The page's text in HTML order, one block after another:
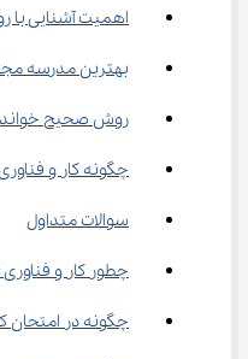
اهمیت آشنایی
بهترین مدرسه
روش صحیح
چگونه کار و
سوالات متداول
چطور کار و
چگونه در امتحان کار و